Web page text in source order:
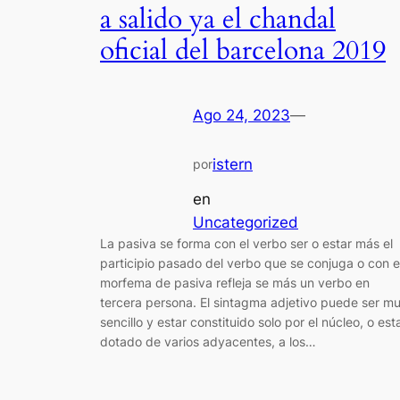
a salido ya el chandal
oficial del barcelona 2019
Ago 24, 2023—
poristern
en
Uncategorized
La pasiva se forma con el verbo ser o estar más el
participio pasado del verbo que se conjuga o con
morfema de pasiva refleja se más un verbo en
tercera persona. El sintagma adjetivo puede ser
sencillo y estar constituido solo por el núcleo, o
dotado de varios adyacentes, a los…